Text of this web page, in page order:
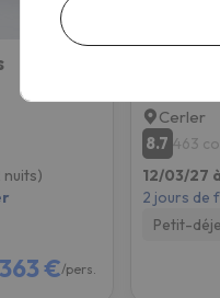
nuits)
363 €/pers.
Cerler
8.7 463
12/03/27
2 jours de
Petit-